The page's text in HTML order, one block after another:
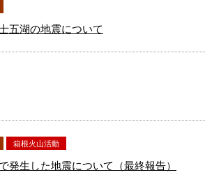
五湖の地震について
箱根火山活動
発生した地震について（最終報告）